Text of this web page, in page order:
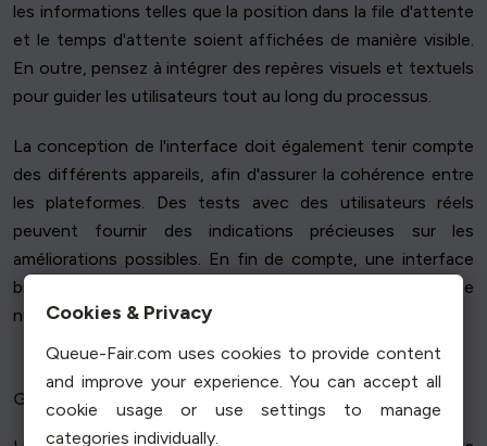
les informations telles que la position dans la file d'attente
et le temps d'attente soient affichées de manière visible.
En outre, pensez à intégrer des repères visuels et textuels
pour guider les utilisateurs tout au long du processus.
La conception de l'interface doit également tenir compte
des différents appareils, afin d'assurer la cohérence entre
les plateformes. Des tests avec des utilisateurs réels
peuvent fournir des indications précieuses sur les
améliorations possibles. En fin de compte, une interface
bien conçue est la clé d'une expérience de file d'attente
numérique transparente.
Garantir l'accessibilité et l'inclusivité
Cookies & Privacy
Queue-Fair.com uses cookies to provide content
and improve your experience. You can accept all
cookie usage or use settings to manage
categories individually.